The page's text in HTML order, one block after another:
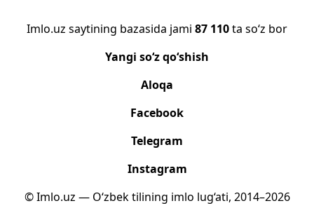
Imlo.uz saytining bazasida jami 87 110ta so‘z bor
Yangi so‘z qo‘shish
Aloqa
Facebook
Telegram
Instagram
© Imlo.uz — O‘zbek tilining imlo lug‘ati, 2014–2026